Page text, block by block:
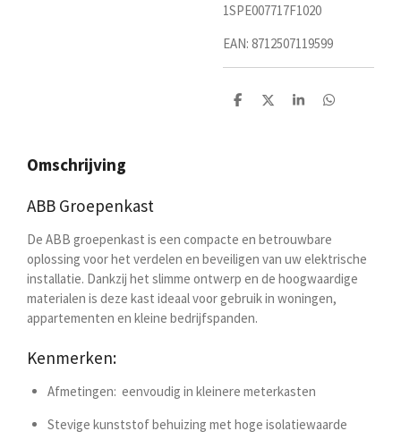
1SPE007717F1020
EAN: 8712507119599
D
D
S
D
Omschrijving
ABB Groepenkast
De ABB groepenkast is een compacte en betrouwbare
oplossing voor het verdelen en beveiligen van uw elektrische
installatie. Dankzij het slimme ontwerp en de hoogwaardige
materialen is deze kast ideaal voor gebruik in woningen,
appartementen en kleine bedrijfspanden.
Kenmerken:
Afmetingen: eenvoudig in kleinere meterkasten
Stevige kunststof behuizing met hoge isolatiewaarde